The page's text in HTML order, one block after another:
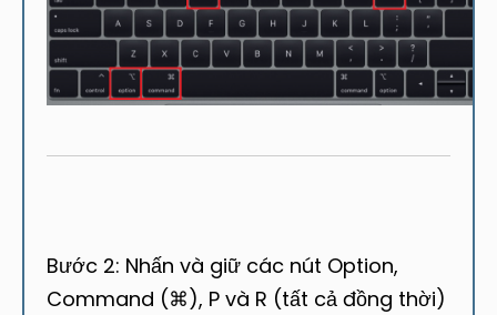
Bước 2: Nhấn và giữ các nút Option,
Command (⌘), P và R (tất cả đồng thời)